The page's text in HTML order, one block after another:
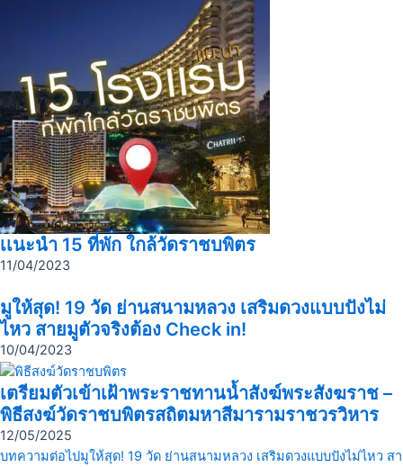
เเนะนำ 15 ที่พัก ใกล้วัดราชบพิตร
11/04/2023
มูให้สุด! 19 วัด ย่านสนามหลวง เสริมดวงแบบปังไม่
ไหว สายมูตัวจริงต้อง Check in!
10/04/2023
เตรียมตัวเข้าเฝ้าพระราชทานน้ำสังฆ์พระสังฆราช –
พิธีสงฆ์วัดราชบพิตรสถิตมหาสีมารามราชวรวิหาร
12/05/2025
บทความต่อไปมูให้สุด! 19 วัด ย่านสนามหลวง เสริมดวงแบบปังไม่ไหว สา